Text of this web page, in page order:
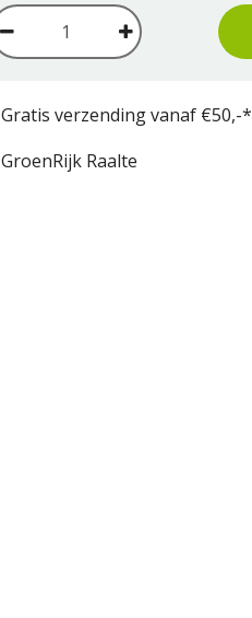
Gratis verzending vanaf €50,-*
GroenRijk Raalte